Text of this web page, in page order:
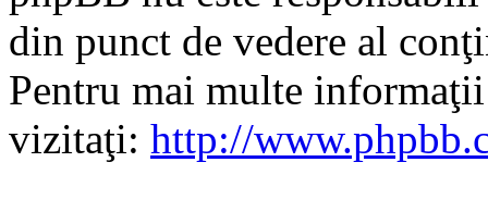
din punct de vedere al
Pentru mai multe
vizitaţi: http://